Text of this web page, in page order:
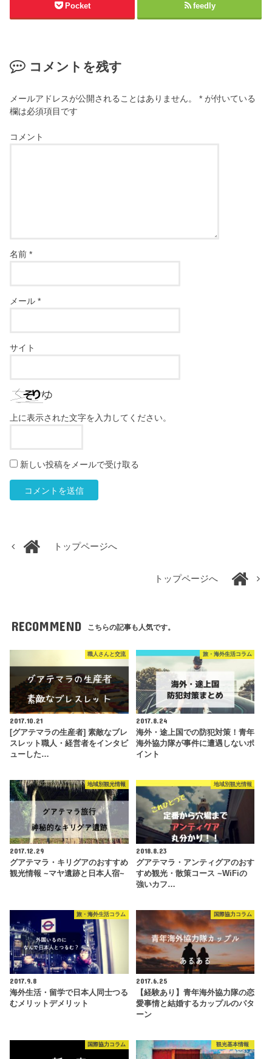
Pocket feedly
コメントを残す
メールアドレスが公開されることはありません。 * が付いている
欄は必須項目です
コメント
名前*
メール*
サイト
上に表示された文字を入力してください。
新しい投稿をメールで受け取る
トップページへ
トップページへ
RECOMMEND こちらの記事も人気です。
職人さんと交流
2017.10.21
[グアテマラの生産者] 素敵なブレ
スレット職人・経営者をインタビ
ューした…
旅・海外生活コラム
2017.8.24
海外・途上国での防犯対策！青年
海外協力隊が事件に遭遇しないポ
イント
地域別観光情報
2017.12.29
グアテマラ・キリグアのおすすめ
観光情報 ~マヤ遺跡と日本人宿~
地域別観光情報
2018.8.23
グアテマラ・アンティグアのおす
すめ観光・散策コース ~WiFiの
強いカフ…
旅・海外生活コラム
2017.9.8
海外生活・留学で日本人同士つる
むメリットデメリット
国際協力コラム
2017.6.25
【経験あり】青年海外協力隊の恋
愛事情と結婚するカップルのパタ
ーン
国際協力コラム 観光基本情報